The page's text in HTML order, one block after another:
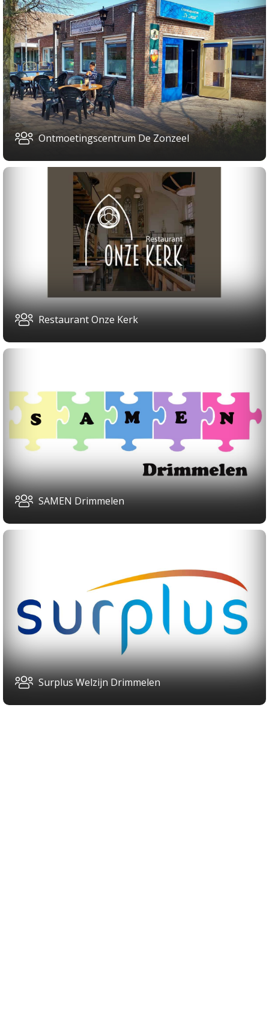
Ontmoetingscentrum De Zonzeel
Restaurant Onze Kerk
SAMEN Drimmelen
Surplus Welzijn Drimmelen